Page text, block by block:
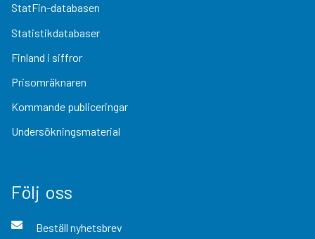
StatFin-databasen
Statistikdatabaser
Finland i siffror
Prisomräknaren
Kommande publiceringar
Undersökningsmaterial
Följ oss
Beställ nyhetsbrev